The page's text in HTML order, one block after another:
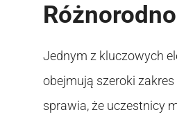
Jednym z kluczowych
obejmują szeroki
sprawia, że uczestnicy